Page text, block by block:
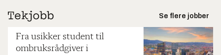
Se flere jobber
Fra usikker student til
ombruksrådgiver i